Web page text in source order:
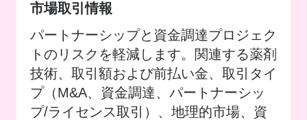
市場取引情報
パートナーシップと資金調達プロジェク
トのリスクを軽減します。関連する薬剤
技術、取引額および前払い金、取引タイ
プ（M&A、資金調達、パートナーシッ
プ/ライセンス取引）、地理的市場、資